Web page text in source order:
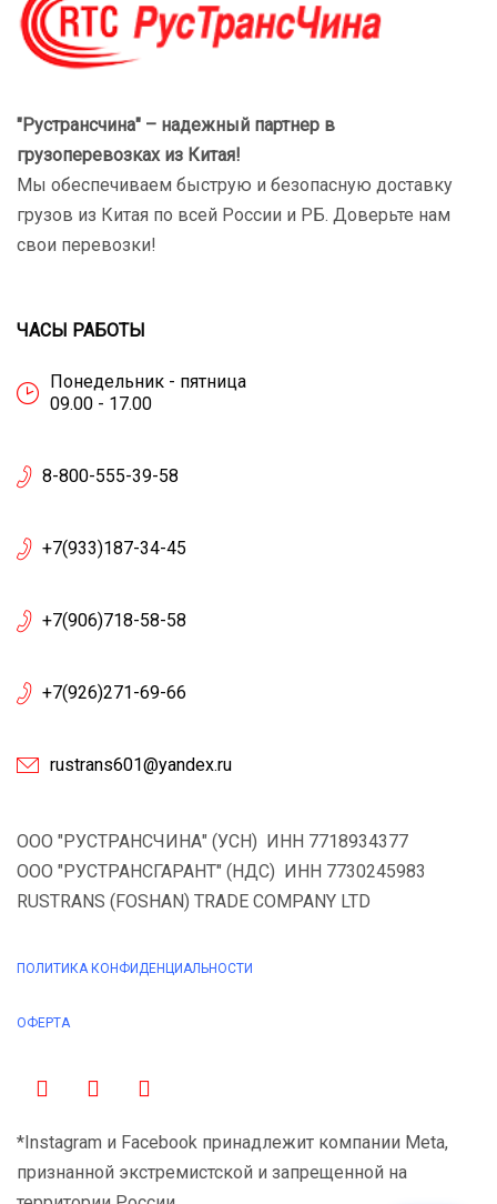
"Рустрансчина" – надежный партнер в
грузоперевозках из Китая!
Мы обеспечиваем быструю и безопасную доставку
грузов из Китая по всей России и РБ. Доверьте нам
свои перевозки!
ЧАСЫ РАБОТЫ
Понедельник - пятница
09.00 - 17.00
8-800-555-39-58
+7(933)187-34-45
+7(906)718-58-58
+7(926)271-69-66
rustrans601@yandex.ru
ООО "РУСТРАНСЧИНА" (УСН) ИНН 7718934377
ООО "РУСТРАНСГАРАНТ" (НДС) ИНН 7730245983
RUSTRANS (FOSHAN) TRADE COMPANY LTD
ПОЛИТИКА КОНФИДЕНЦИАЛЬНОСТИ
ОФЕРТА
*Instagram и Facebook принадлежит компании Meta,
признанной экстремистской и запрещенной на